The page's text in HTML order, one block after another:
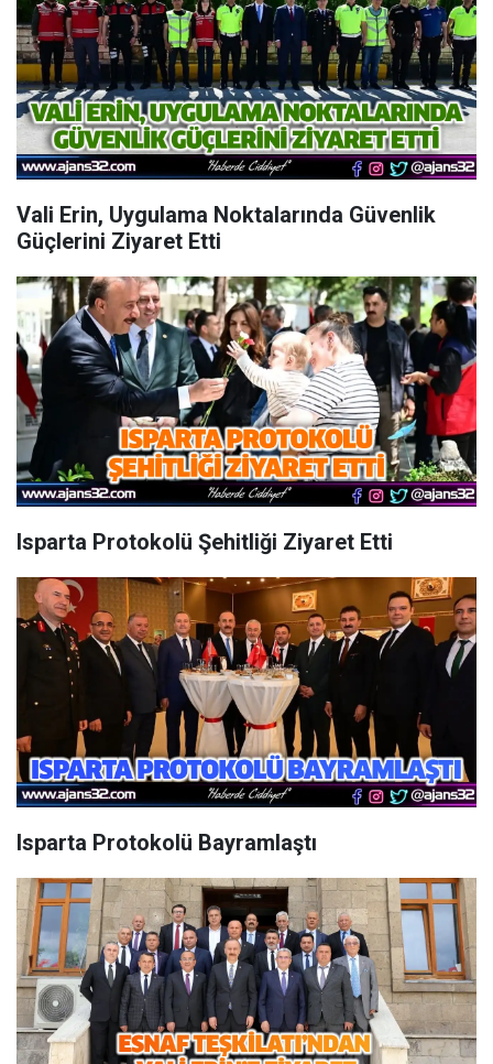
Vali Erin, Uygulama Noktalarında Güvenlik
Güçlerini Ziyaret Etti
Isparta Protokolü Şehitliği Ziyaret Etti
Isparta Protokolü Bayramlaştı